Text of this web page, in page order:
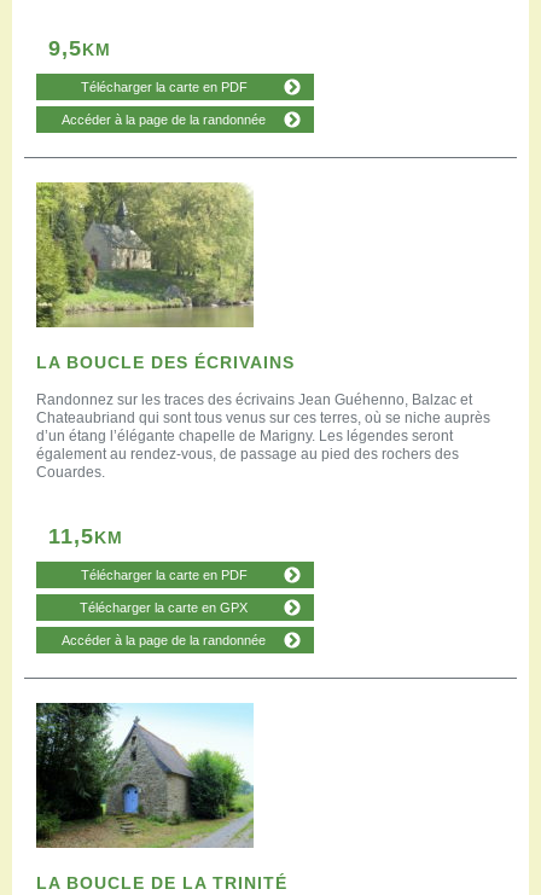
9,5KM
Télécharger la carte en PDF
Accéder à la page de la randonnée
LA BOUCLE DES ÉCRIVAINS
Randonnez sur les traces des écrivains Jean Guéhenno, Balzac et
Chateaubriand qui sont tous venus sur ces terres, où se niche auprès
d’un étang l’élégante chapelle de Marigny. Les légendes seront
également au rendez-vous, de passage au pied des rochers des
Couardes.
11,5KM
Télécharger la carte en PDF
Télécharger la carte en GPX
Accéder à la page de la randonnée
LA BOUCLE DE LA TRINITÉ